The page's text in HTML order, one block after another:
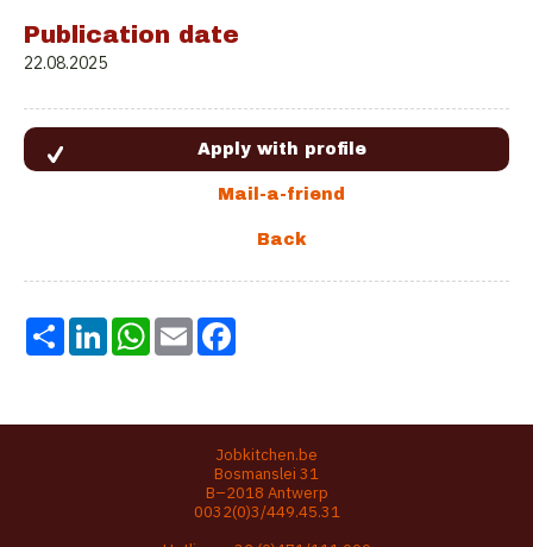
Publication date
22.08.2025
Share LinkedInWhatsApp
Email
Jobkitchen.be
Bosmanslei 31
B–2018 Antwerp
0032(0)3/449.45.31